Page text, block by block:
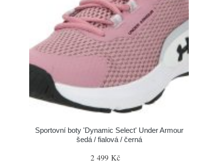
Sportovní boty 'Dynamic Select' Under Armour
šedá / fialová / černá
2 499 Kč